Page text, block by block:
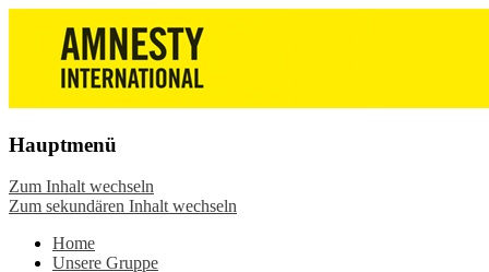
Amnesty International
Wiesbaden – Infos, Adresse,
Gruppentreffen
Die Wiesbadener Amnesty-Gruppen
stellen sich vor, bieten interessante
Veranstaltungen und Aktionen zum
Mitmachen – online oder in der Gruppe.
Sei dabei.
Hauptmenü
Zum Inhalt wechseln
Zum sekundären Inhalt wechseln
Home
Unsere Gruppe